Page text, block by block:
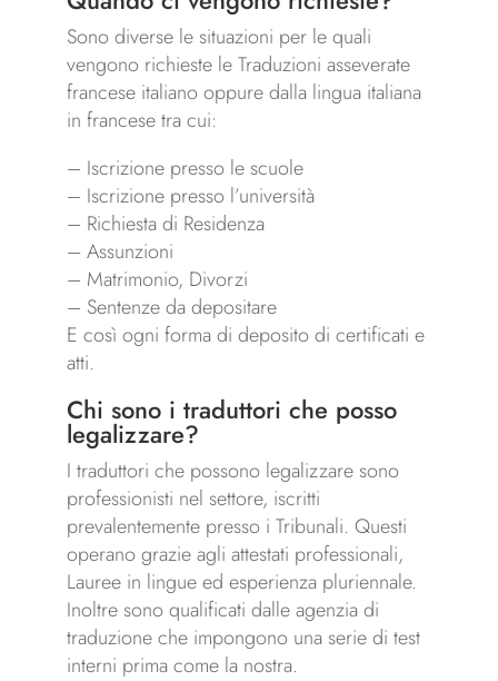
Sono diverse le situazioni per le quali
vengono richieste le Traduzioni asseverate
francese italiano oppure dalla lingua italiana
in francese tra cui:
– Iscrizione presso le scuole
– Iscrizione presso l’università
– Richiesta di Residenza
– Assunzioni
– Matrimonio, Divorzi
– Sentenze da depositare
E così ogni forma di deposito di certificati e
atti.
Chi sono i traduttori che posso
legalizzare?
I traduttori che possono legalizzare sono
professionisti nel settore, iscritti
prevalentemente presso i Tribunali. Questi
operano grazie agli attestati professionali,
Lauree in lingue ed esperienza pluriennale.
Inoltre sono qualificati dalle agenzia di
traduzione che impongono una serie di test
interni prima come la nostra.